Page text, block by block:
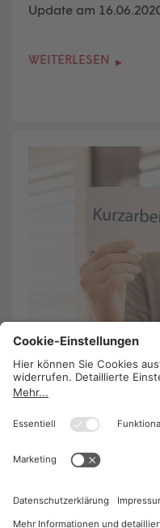
Update am
WEITERLESEN
Faktencheck:
flexible
Die wichtigsten Infos
EU-Ausland etc.
WEITERLESEN